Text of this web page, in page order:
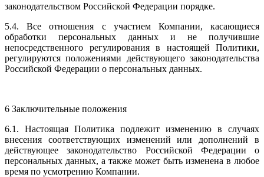
законодательством Российской Федерации порядке.
5.4. Все отношения с участием Компании, касающиеся
обработки персональных данных и не получившие
непосредственного регулирования в настоящей Политики,
регулируются положениями действующего законодательства
Российской Федерации о персональных данных.
6 Заключительные положения
6.1. Настоящая Политика подлежит изменению в случаях
внесения соответствующих изменений или дополнений в
действующее законодательство Российской Федерации о
персональных данных, а также может быть изменена в любое
время по усмотрению Компании.